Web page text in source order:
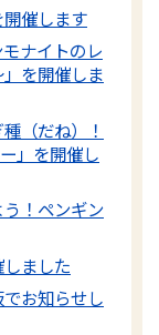
開催します
ナイトのレ
を開催しま
（だね）！
」を開催し
う！ペンギン
しました
でお知らせし